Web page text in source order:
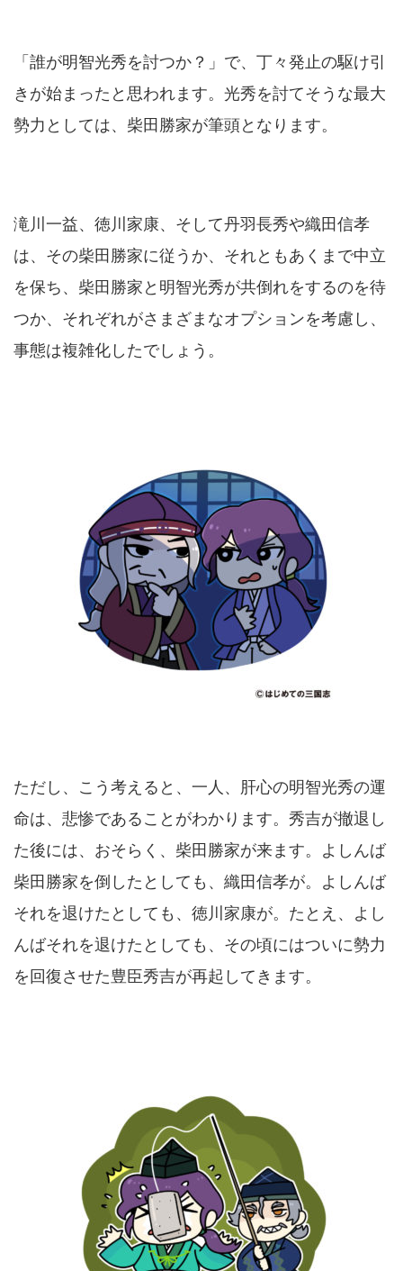
「誰が明智光秀を討つか？」で、丁々発止の駆け引
きが始まったと思われます。光秀を討てそうな最大
勢力としては、柴田勝家が筆頭となります。
滝川一益、徳川家康、そして丹羽長秀や織田信孝
は、その柴田勝家に従うか、それともあくまで中立
を保ち、柴田勝家と明智光秀が共倒れをするのを待
つか、それぞれがさまざまなオプションを考慮し、
事態は複雑化したでしょう。
ただし、こう考えると、一人、肝心の明智光秀の運
命は、悲惨であることがわかります。秀吉が撤退し
た後には、おそらく、柴田勝家が来ます。よしんば
柴田勝家を倒したとしても、織田信孝が。よしんば
それを退けたとしても、徳川家康が。たとえ、よし
んばそれを退けたとしても、その頃にはついに勢力
を回復させた豊臣秀吉が再起してきます。